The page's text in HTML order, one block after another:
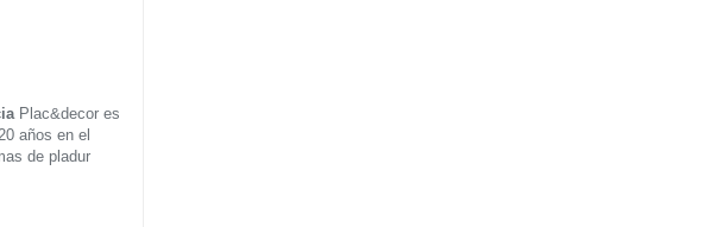
Plac&decor es
años en el
de pladur